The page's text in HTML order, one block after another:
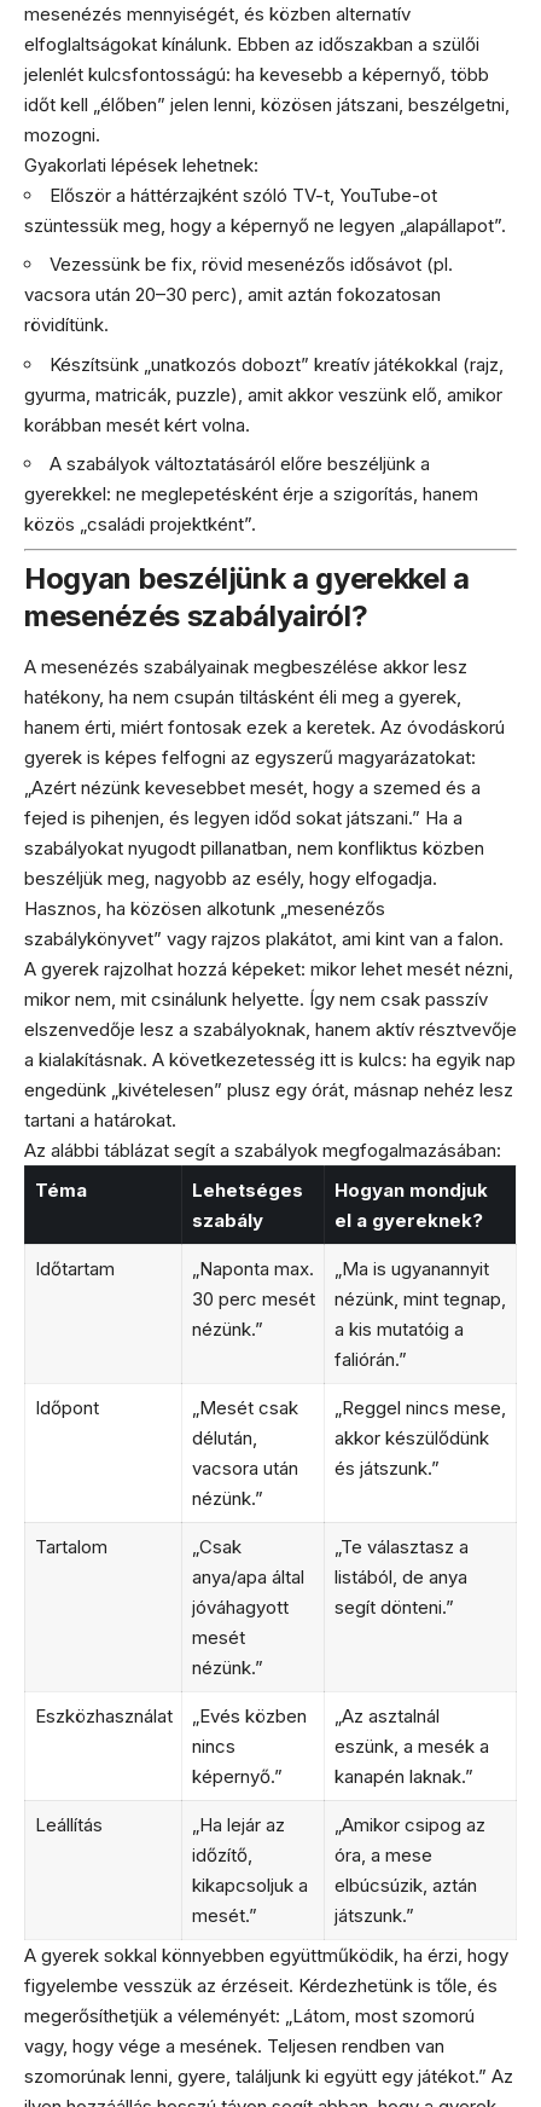
mesenézés mennyiségét, és közben alternatív
elfoglaltságokat kínálunk. Ebben az időszakban a szülői
jelenlét kulcsfontosságú: ha kevesebb a képernyő, több
időt kell „élőben” jelen lenni, közösen játszani, beszélgetni,
mozogni.
Gyakorlati lépések lehetnek:
Először a háttérzajként szóló TV-t, YouTube-ot
szüntessük meg, hogy a képernyő ne legyen „alapállapot”.
Vezessünk be fix, rövid mesenézős idősávot (pl.
vacsora után 20–30 perc), amit aztán fokozatosan
rövidítünk.
Készítsünk „unatkozós dobozt” kreatív játékokkal (rajz,
gyurma, matricák, puzzle), amit akkor veszünk elő, amikor
korábban mesét kért volna.
A szabályok változtatásáról előre beszéljünk a
gyerekkel: ne meglepetésként érje a szigorítás, hanem
közös „családi projektként”.
Hogyan beszéljünk a gyerekkel a
mesenézés szabályairól?
A mesenézés szabályainak megbeszélése akkor lesz
hatékony, ha nem csupán tiltásként éli meg a gyerek,
hanem érti, miért fontosak ezek a keretek. Az óvodáskorú
gyerek is képes felfogni az egyszerű magyarázatokat:
„Azért nézünk kevesebbet mesét, hogy a szemed és a
fejed is pihenjen, és legyen időd sokat játszani.” Ha a
szabályokat nyugodt pillanatban, nem konfliktus közben
beszéljük meg, nagyobb az esély, hogy elfogadja.
Hasznos, ha közösen alkotunk „mesenézős
szabálykönyvet” vagy rajzos plakátot, ami kint van a falon.
A gyerek rajzolhat hozzá képeket: mikor lehet mesét nézni,
mikor nem, mit csinálunk helyette. Így nem csak passzív
elszenvedője lesz a szabályoknak, hanem aktív résztvevője
a kialakításnak. A következetesség itt is kulcs: ha egyik nap
engedünk „kivételesen” plusz egy órát, másnap nehéz lesz
tartani a határokat.
Az alábbi táblázat segít a szabályok megfogalmazásában:
Téma
Lehetséges
szabály
Hogyan mondjuk
el a gyereknek?
Időtartam
„Naponta max.
30 perc mesét
nézünk.”
„Ma is ugyanannyit
nézünk, mint tegnap,
a kis mutatóig a
faliórán.”
Időpont
„Mesét csak
délután,
vacsora után
nézünk.”
„Reggel nincs mese,
akkor készülődünk
és játszunk.”
Tartalom
„Csak
anya/apa által
jóváhagyott
mesét
nézünk.”
„Te választasz a
listából, de anya
segít dönteni.”
Eszközhasználat
„Evés közben
nincs
képernyő.”
„Az asztalnál
eszünk, a mesék a
kanapén laknak.”
Leállítás
„Ha lejár az
időzítő,
kikapcsoljuk a
mesét.”
„Amikor csipog az
óra, a mese
elbúcsúzik, aztán
játszunk.”
A gyerek sokkal könnyebben együttműködik, ha érzi, hogy
figyelembe vesszük az érzéseit. Kérdezhetünk is tőle, és
megerősíthetjük a véleményét: „Látom, most szomorú
vagy, hogy vége a mesének. Teljesen rendben van
szomorúnak lenni, gyere, találjunk ki együtt egy játékot.” Az